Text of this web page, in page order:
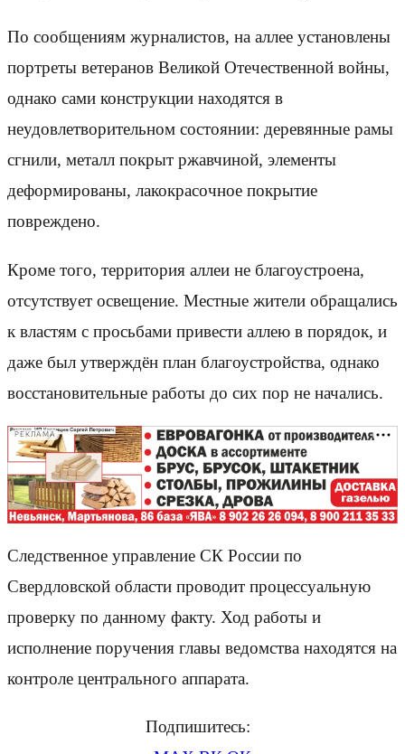
По сообщениям журналистов, на аллее установлены
портреты ветеранов Великой Отечественной войны,
однако сами конструкции находятся в
неудовлетворительном состоянии: деревянные рамы
сгнили, металл покрыт ржавчиной, элементы
деформированы, лакокрасочное покрытие
повреждено.
Кроме того, территория аллеи не благоустроена,
отсутствует освещение. Местные жители обращались
к властям с просьбами привести аллею в порядок, и
даже был утверждён план благоустройства, однако
восстановительные работы до сих пор не начались.
РЕКЛАМА
Следственное управление СК России по
Свердловской области проводит процессуальную
проверку по данному факту. Ход работы и
исполнение поручения главы ведомства находятся на
контроле центрального аппарата.
Подпишитесь: